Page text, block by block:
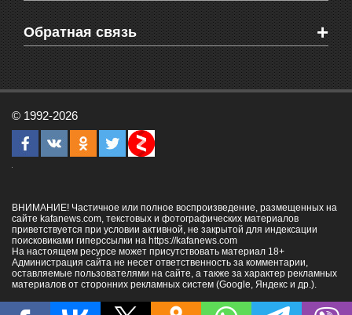
Здоровье
СМС мнения читателей
Блоги феодосийцев
Школы Феодосии
Печатная версия газеты "Кафа"
RSS
Обратная связь +
Рекламодателям
Контактная информация
© 1992-2026
ВНИМАНИЕ! Частичное или полное воспроизведение, размещенных на
сайте kafanews.com, текстовых и фотографических материалов
приветствуется при условии активной, не закрытой для индексации
поисковиками гиперссылки на https://kafanews.com
На настоящем ресурсе может присутствовать материал 18+
Администрация сайта не несет ответственность за комментарии,
оставляемые пользователями на сайте, а также за характер рекламных
материалов от сторонних рекламных систем (Google, Яндекс и др.).